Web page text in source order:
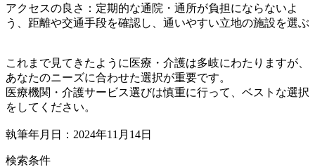
アクセスの良さ：定期的な通院・通所が負担にならないよ
う、距離や交通手段を確認し、通いやすい立地の施設を選ぶ
これまで見てきたように医療・介護は多岐にわたりますが、
あなたのニーズに合わせた選択が重要です。
医療機関・介護サービス選びは慎重に行って、ベストな選択
をしてください。
執筆年月日：2024年11月14日
検索条件